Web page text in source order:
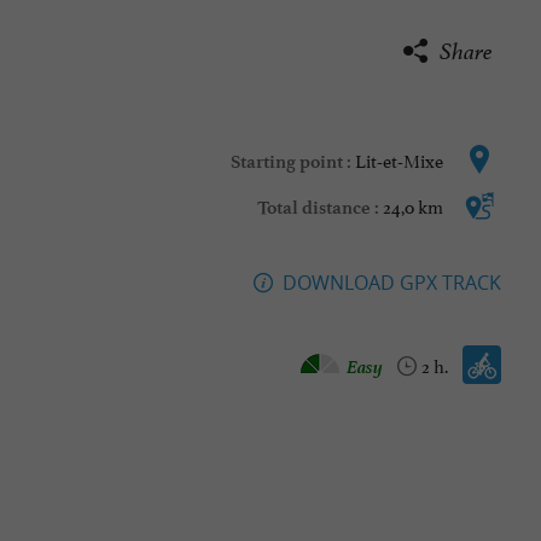
Share
Starting point : Lit-et-Mixe
Total distance : 24,0 km
DOWNLOAD GPX TRACK
Velo hybrid :
2 h.
Easy